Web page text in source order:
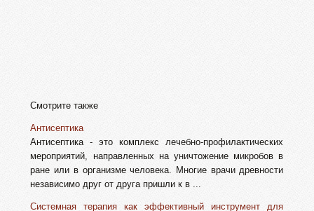
Смотрите также
Антисептика
Антисептика - это комплекс лечебно-профилактических
мероприятий, направленных на уничтожение микробов в
ране или в организме человека. Многие врачи древности
независимо друг от друга пришли к в ...
Системная терапия как эффективный инструмент для